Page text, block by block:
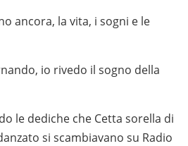
ancora, la vita, i sogni e le
io rivedo il sogno della
le dediche che Cetta sorella di
si scambiavano su Radio